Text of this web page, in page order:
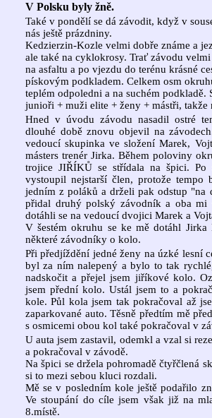
V Polsku byly žně.
Také v pondělí se dá závodit, když v
nás ještě prázdniny.
Kedzierzin-Kozle velmi dobře známe a
ale také na cyklokrosy. Trať závodu
na asfaltu a po vjezdu do terénu krásné
pískovým podkladem. Celkem osm
teplém odpoledni a na suchém podkladě.
junioři + muži elite + ženy + mástři, takže
Hned v úvodu závodu nasadil ostré
dlouhé době znovu objevil na
vedoucí skupinka ve složení Marek,
másters trenér Jirka. Během poloviny
trojice JIŘÍKŮ se střídala na špici.
vystoupil nejstarší člen, protože tempo
jedním z poláků a drželi pak odstup
přidal druhý polský závodník a oba
dotáhli se na vedoucí dvojici Marek a
V šestém okruhu se ke mě dotáhl
některé závodníky o kolo.
Při předjíždění jedné ženy na úzké lesní
byl za ním nalepený a bylo to tak
nadskočit a přejel jsem jiříkové kolo.
jsem přední kolo. Ustál jsem to a
kole. Půl kola jsem tak pokračoval až
zaparkované auto. Těsně předtím mě
s osmicemi obou kol také pokračoval v
U auta jsem zastavil, odemkl a vzal si
a pokračoval v závodě.
Na špici se držela pohromadě čtyřčlená
si to mezi sebou kluci rozdali.
Mě se v posledním kole ještě podařilo
Ve stoupání do cíle jsem však již na
8.místě.